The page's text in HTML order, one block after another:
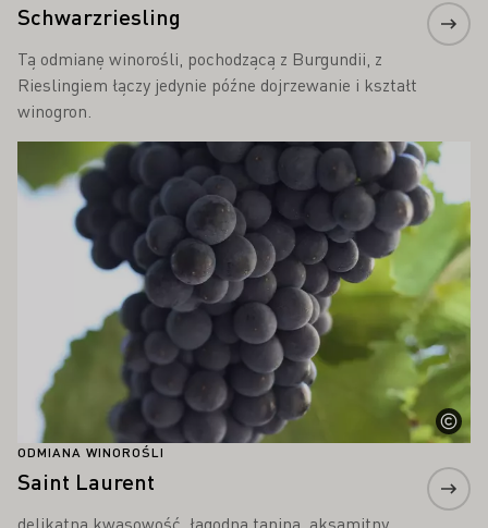
Schwarzriesling
Tą odmianę winorośli, pochodzącą z Burgundii, z
Rieslingiem łączy jedynie późne dojrzewanie i kształt
winogron.
ODMIANA WINOROŚLI
Saint Laurent
delikatna kwasowość, łagodna tanina, aksamitny
Proszę dowiedzieć się więcej